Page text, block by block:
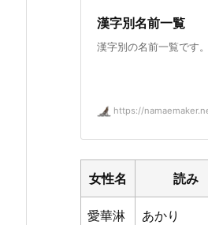
漢字別名前一覧
漢字別の名前一覧です。
https://
女性名 読み
愛華淋 あかり